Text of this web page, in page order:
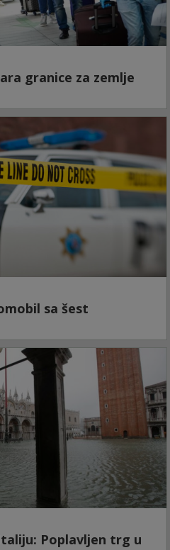
granice za zemlje
sa šest
Poplavljen trg u